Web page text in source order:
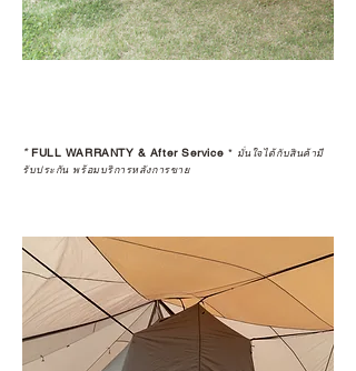
*FULL WARRANTY & After Service * มั่นใจได้กับสินค้ามี
รับประกัน พร้อมบริการหลังการขาย